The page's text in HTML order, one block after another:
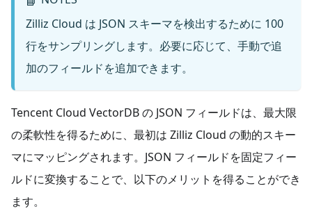
Zilliz Cloud は JSON スキーマを検出するために 100
行をサンプリングします。必要に応じて、手動で追
加のフィールドを追加できます。
Tencent Cloud VectorDB の JSON フィールドは、最大限
の柔軟性を得るために、最初は Zilliz Cloud の動的スキー
マにマッピングされます。JSON フィールドを固定フィー
ルドに変換することで、以下のメリットを得ることができ
ます。